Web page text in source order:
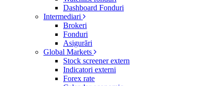
Dashboard Fonduri
Intermediari
Brokeri
Fonduri
Asigurări
Global Markets
Stock screener extern
Indicatori externi
Forex rate